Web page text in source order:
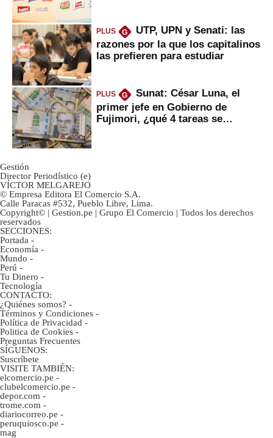
PLUS G
UTP, UPN y Senati: las
razones por la que los capitalinos
las prefieren para estudiar
PLUS G
Sunat: César Luna, el
primer jefe en Gobierno de
Fujimori, ¿qué 4 tareas se
Gestión
Director Periodístico (e)
VÍCTOR MELGAREJO
© Empresa Editora El Comercio S.A.
Calle Paracas #532, Pueblo Libre, Lima.
Copyright© | Gestion.pe | Grupo El Comercio | Todos los derechos
reservados
SECCIONES:
Portada -
Economía -
Mundo -
Perú -
Tu Dinero -
Tecnología
CONTACTO:
¿Quiénes somos? -
Términos y Condiciones -
Política de Privacidad -
Politica de Cookies -
Preguntas Frecuentes
SÍGUENOS:
Suscríbete
VISITE TAMBIÉN:
elcomercio.pe -
clubelcomercio.pe -
depor.com -
trome.com -
diariocorreo.pe -
peruquiosco.pe -
mag